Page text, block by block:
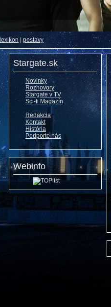
lexikon |postavy
Stargate.sk
Novinky
Rozhovory
Stargate v TV
Sci-fi Magazín
Redakcia
Kontakt
História
Podporte nás
Webinfo